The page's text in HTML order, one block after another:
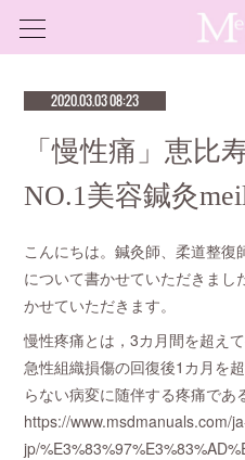
2020.03.03 08:23
「慢性痛」恵比
NO.1美容鍼灸
こんにちは。鍼灸師、柔道整
について書かせていただきま
かせていただきます。
慢性疼痛とは，3カ月間を超え
急性組織損傷の回復後1カ月を
らない病変に随伴する疼痛であ
https://www.msdmanuals.com/
jp/